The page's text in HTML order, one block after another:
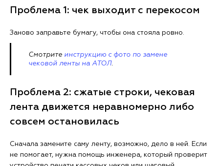
Проблема 1: чек выходит с перекосом
Заново заправьте бумагу, чтобы она стояла ровно.
Смотрите инструкцию с фото по замене
чековой ленты на АТОЛ.
Проблема 2: сжатые строки, чековая
лента движется неравномерно либо
совсем остановилась
Сначала замените саму ленту, возможно, дело в ней. Если
не помогает, нужна помощь инженера, который проверит